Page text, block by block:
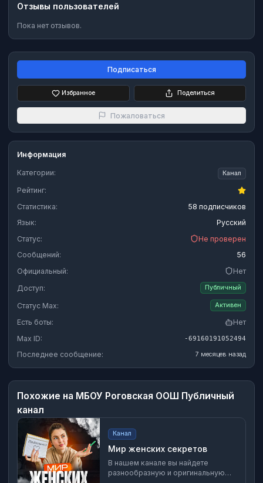
Отзывы пользователей
Пока нет отзывов.
Подписаться
Избранное Поделиться
Пожаловаться
Информация
Категории: Канал
Рейтинг:
Статистика:
58 подписчиков
Язык:
Русский
Статус:
Не проверен
Сообщений:
56
Официальный:
Нет
Доступ:
Публичный
Статус Max: Активен
Есть боты:
Нет
Max ID:
-69160191052494
Последнее сообщение: 7 месяцев назад
Похожие на МБОУ Роговская ООШ Публичный
канал
Канал
Мир женских секретов
В нашем канале вы найдете
разнообразную и оригинальную